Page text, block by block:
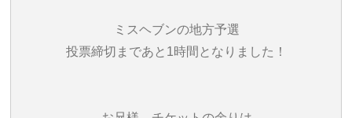
ミスヘブンの地方予選
投票締切まであと1時間となりました！